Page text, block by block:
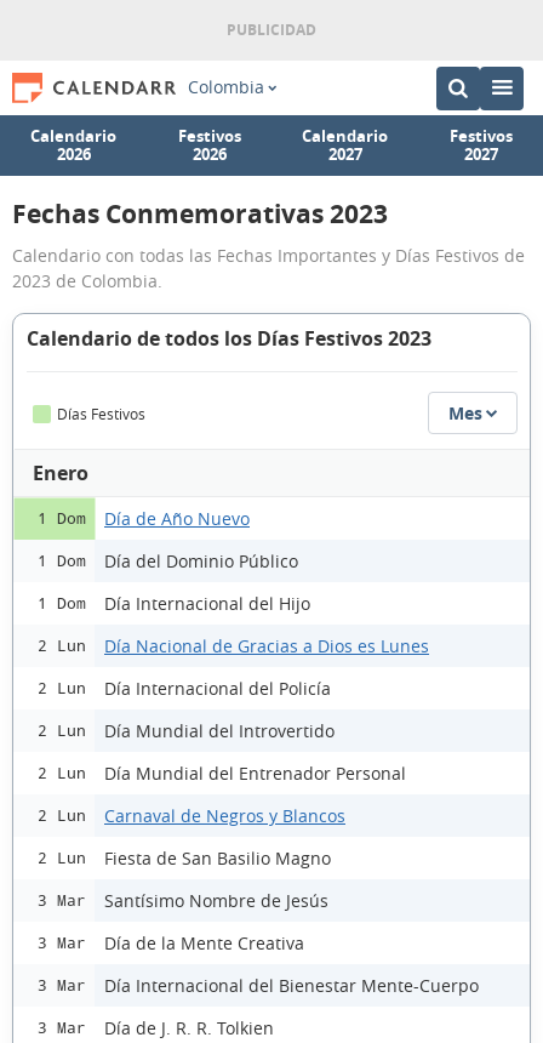
Colombia
Calendario
2026
Festivos
2026
Calendario
2027
Festivos
2027
Fechas Conmemorativas 2023
Calendario con todas las Fechas Importantes y Días Festivos de
2023 de Colombia.
Calendario de todos los Días Festivos 2023
Días Festivos Mes
Enero
1 Dom Día de Año Nuevo
1 Dom Día del Dominio Público
1 Dom Día Internacional del Hijo
2 Lun Día Nacional de Gracias a Dios es Lunes
2 Lun Día Internacional del Policía
2 Lun Día Mundial del Introvertido
2 Lun Día Mundial del Entrenador Personal
2 Lun Carnaval de Negros y Blancos
2 Lun Fiesta de San Basilio Magno
3 Mar Santísimo Nombre de Jesús
3 Mar Día de la Mente Creativa
3 Mar Día Internacional del Bienestar Mente-Cuerpo
3 Mar Día de J. R. R. Tolkien